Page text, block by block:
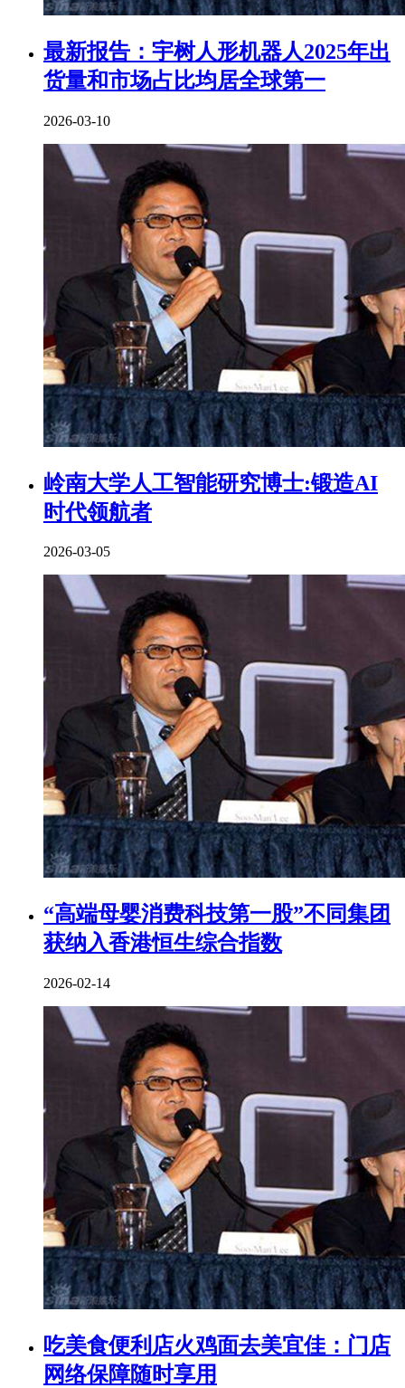
最新报告：宇树人形机器人2025年出
货量和市场占比均居全球第一
2026-03-10
岭南大学人工智能研究博士:锻造AI
时代领航者
2026-03-05
“高端母婴消费科技第一股”不同集团
获纳入香港恒生综合指数
2026-02-14
吃美食便利店火鸡面去美宜佳：门店
网络保障随时享用